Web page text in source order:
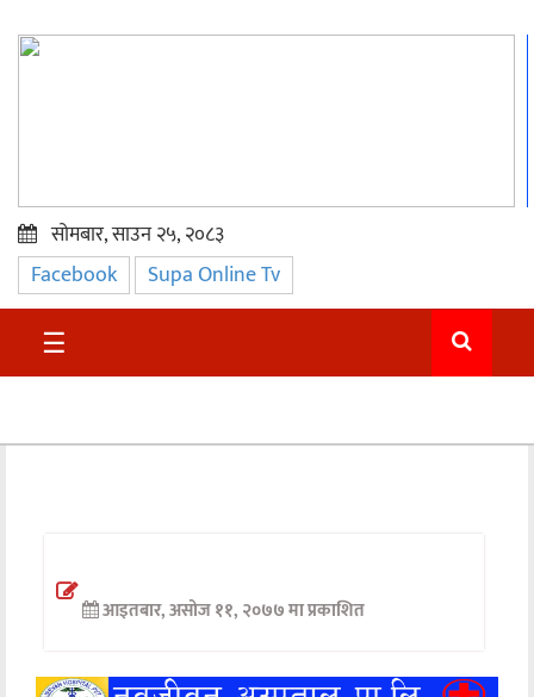
प्रमुख
समाचार
सुदुर
अन्तर्वार्ता
खेलकुद
सोमबार, साउन २५, २०८३
Facebook Supa Online Tv
☰
आइतबार, असोज ११, २०७७ मा प्रकाशित